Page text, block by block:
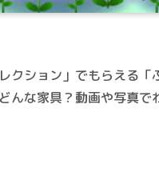
クション」でもらえる
んな家具？動画や写真